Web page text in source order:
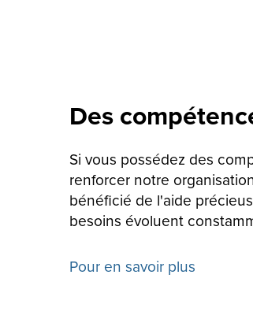
Des
Si vous possédez des
renforcer notre
bénéficié de l'aide
besoins évoluent
Pour en savoir plus